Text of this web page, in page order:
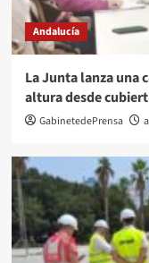
Andalucía
La Junta lanza una
altura desde
GabinetedePrensa